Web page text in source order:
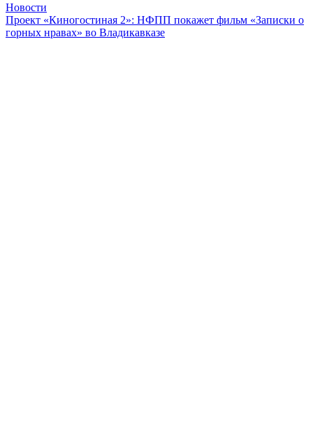
Новости
Проект «Киногостиная 2»: НФПП покажет фильм «Записки о
горных нравах» во Владикавказе